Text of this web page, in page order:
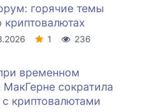
горячие темы
1
236
временном
МакГерне сократила
криптовалютами